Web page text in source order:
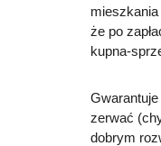
że po
kupna-
zerwać
dobrym